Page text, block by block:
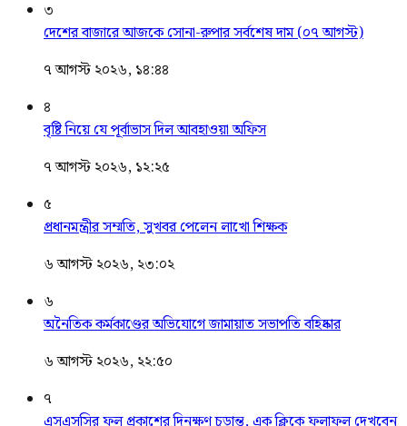
৩
দেশের বাজারে আজকে সোনা-রুপার সর্বশেষ দাম (০৭ আগস্ট)
৭ আগস্ট ২০২৬, ১৪:৪৪
৪
বৃষ্টি নিয়ে যে পূর্বাভাস দিল আবহাওয়া অফিস
৭ আগস্ট ২০২৬, ১২:২৫
৫
প্রধানমন্ত্রীর সম্মতি, সুখবর পেলেন লাখো শিক্ষক
৬ আগস্ট ২০২৬, ২৩:০২
৬
অনৈতিক কর্মকাণ্ডের অভিযোগে জামায়াত সভাপতি বহিষ্কার
৬ আগস্ট ২০২৬, ২২:৫০
৭